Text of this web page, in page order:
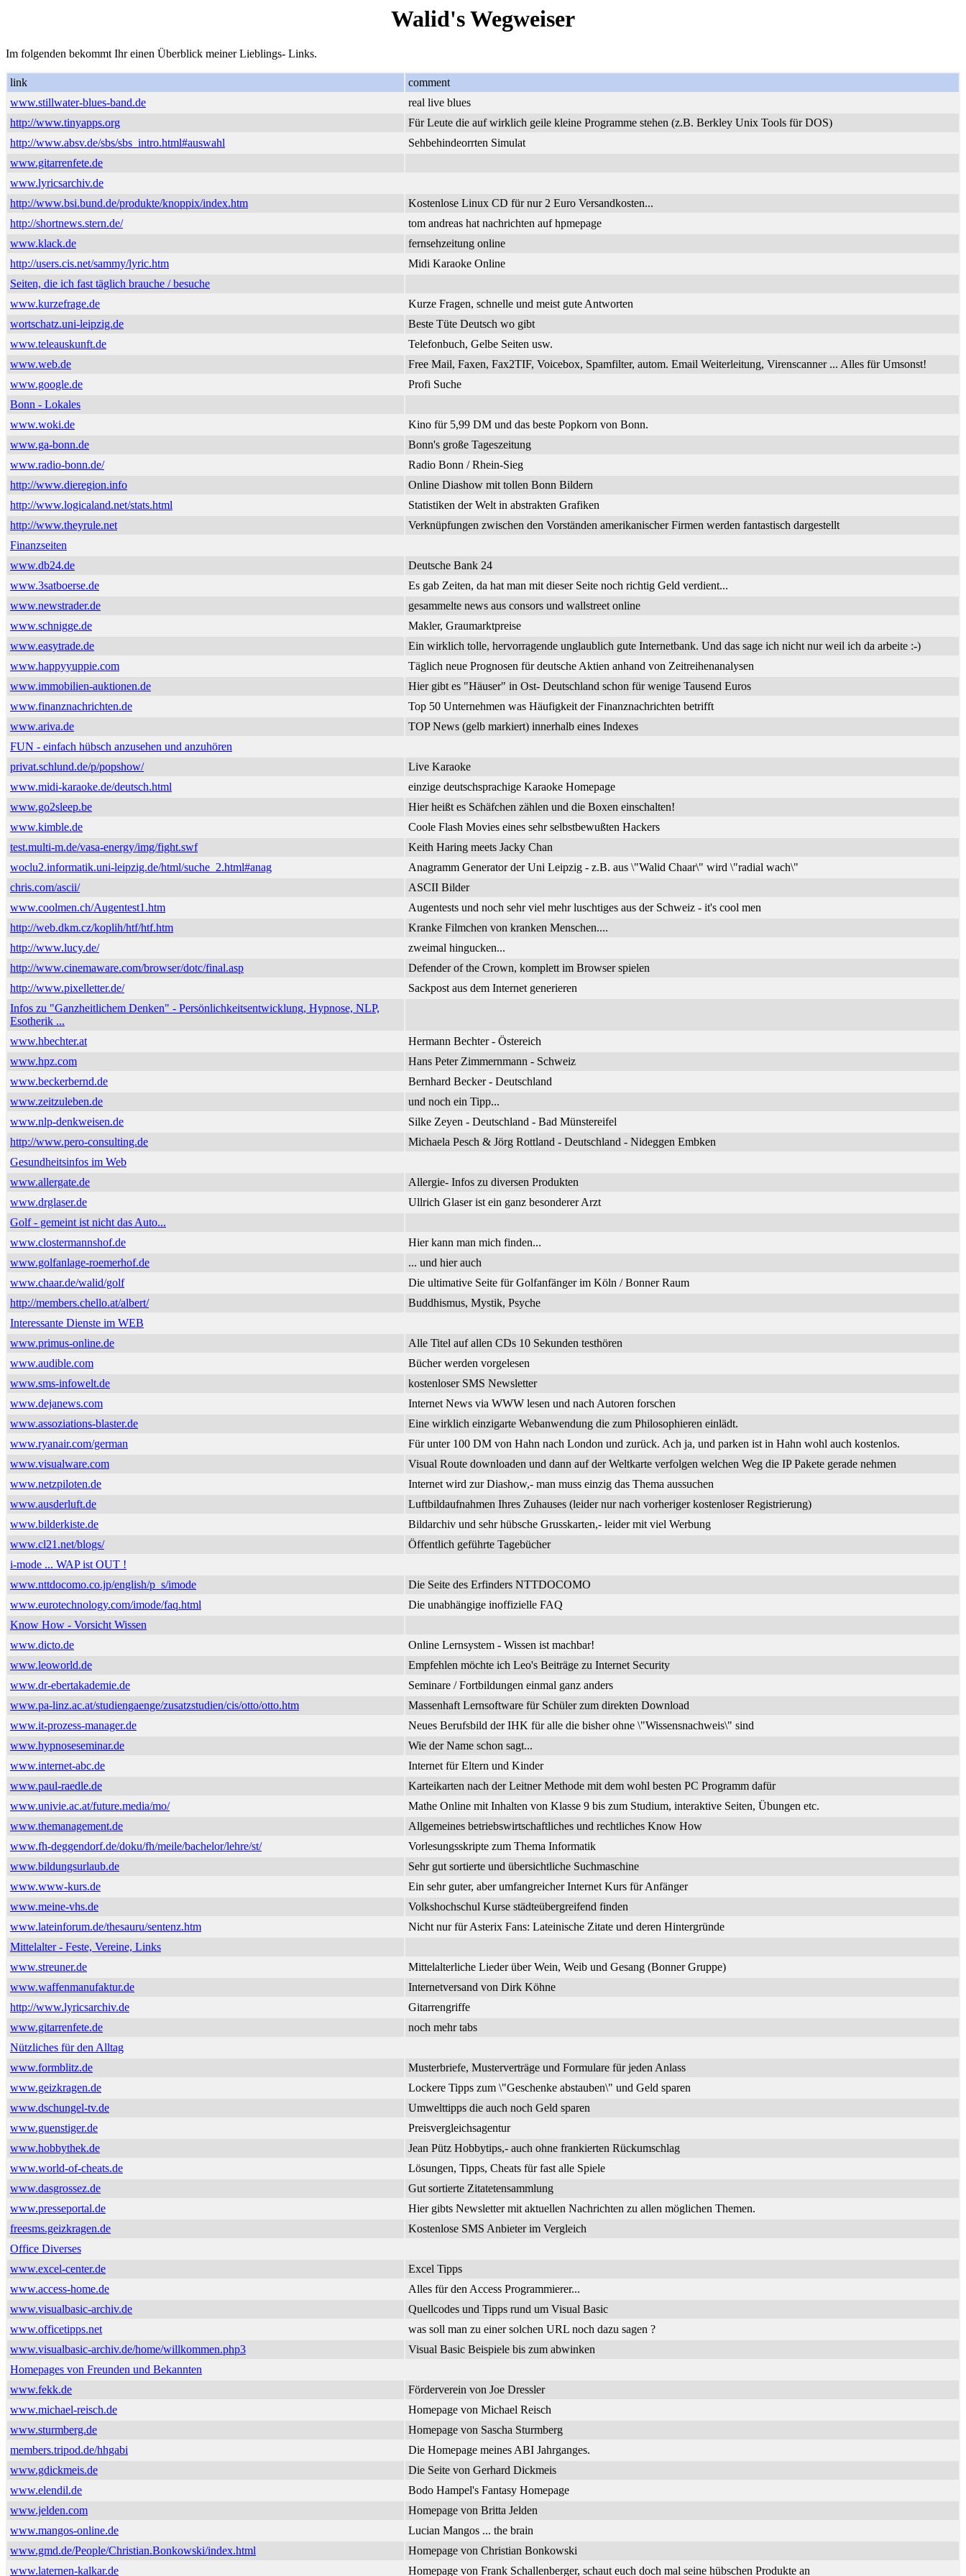
Walid's Wegweiser
Im folgenden bekommt Ihr einen Überblick meiner Lieblings- Links.
link
comment
www.stillwater-blues-band.de
real live blues
http://www.tinyapps.org
Für Leute die auf wirklich geile kleine Programme stehen (z.B. Berkley Unix Tools für DOS)
http://www.absv.de/sbs/sbs_intro.html#auswahl
Sehbehindeorrten Simulat
www.gitarrenfete.de
www.lyricsarchiv.de
http://www.bsi.bund.de/produkte/knoppix/index.htm
Kostenlose Linux CD für nur 2 Euro Versandkosten...
http://shortnews.stern.de/
tom andreas hat nachrichten auf hpmepage
www.klack.de
fernsehzeitung online
http://users.cis.net/sammy/lyric.htm
Midi Karaoke Online
Seiten, die ich fast täglich brauche / besuche
www.kurzefrage.de
Kurze Fragen, schnelle und meist gute Antworten
wortschatz.uni-leipzig.de
Beste Tüte Deutsch wo gibt
www.teleauskunft.de
Telefonbuch, Gelbe Seiten usw.
www.web.de
Free Mail, Faxen, Fax2TIF, Voicebox, Spamfilter, autom. Email Weiterleitung, Virenscanner ... Alles für Umsonst!
www.google.de
Profi Suche
Bonn - Lokales
www.woki.de
Kino für 5,99 DM und das beste Popkorn von Bonn.
www.ga-bonn.de
Bonn's große Tageszeitung
www.radio-bonn.de/
Radio Bonn / Rhein-Sieg
http://www.dieregion.info
Online Diashow mit tollen Bonn Bildern
http://www.logicaland.net/stats.html
Statistiken der Welt in abstrakten Grafiken
http://www.theyrule.net
Verknüpfungen zwischen den Vorständen amerikanischer Firmen werden fantastisch dargestellt
Finanzseiten
www.db24.de
Deutsche Bank 24
www.3satboerse.de
Es gab Zeiten, da hat man mit dieser Seite noch richtig Geld verdient...
www.newstrader.de
gesammelte news aus consors und wallstreet online
www.schnigge.de
Makler, Graumarktpreise
www.easytrade.de
Ein wirklich tolle, hervorragende unglaublich gute Internetbank. Und das sage ich nicht nur weil ich da arbeite :-)
www.happyyuppie.com
Täglich neue Prognosen für deutsche Aktien anhand von Zeitreihenanalysen
www.immobilien-auktionen.de
Hier gibt es "Häuser" in Ost- Deutschland schon für wenige Tausend Euros
www.finanznachrichten.de
Top 50 Unternehmen was Häufigkeit der Finanznachrichten betrifft
www.ariva.de
TOP News (gelb markiert) innerhalb eines Indexes
FUN - einfach hübsch anzusehen und anzuhören
privat.schlund.de/p/popshow/
Live Karaoke
www.midi-karaoke.de/deutsch.html
einzige deutschsprachige Karaoke Homepage
www.go2sleep.be
Hier heißt es Schäfchen zählen und die Boxen einschalten!
www.kimble.de
Coole Flash Movies eines sehr selbstbewußten Hackers
test.multi-m.de/vasa-energy/img/fight.swf
Keith Haring meets Jacky Chan
woclu2.informatik.uni-leipzig.de/html/suche_2.html#anag
Anagramm Generator der Uni Leipzig - z.B. aus \"Walid Chaar\" wird \"radial wach\"
chris.com/ascii/
ASCII Bilder
www.coolmen.ch/Augentest1.htm
Augentests und noch sehr viel mehr luschtiges aus der Schweiz - it's cool men
http://web.dkm.cz/koplih/htf/htf.htm
Kranke Filmchen von kranken Menschen....
http://www.lucy.de/
zweimal hingucken...
http://www.cinemaware.com/browser/dotc/final.asp
Defender of the Crown, komplett im Browser spielen
http://www.pixelletter.de/
Sackpost aus dem Internet generieren
Infos zu "Ganzheitlichem Denken" - Persönlichkeitsentwicklung, Hypnose, NLP,
Esotherik ...
www.hbechter.at
Hermann Bechter - Östereich
www.hpz.com
Hans Peter Zimmernmann - Schweiz
www.beckerbernd.de
Bernhard Becker - Deutschland
www.zeitzuleben.de
und noch ein Tipp...
www.nlp-denkweisen.de
Silke Zeyen - Deutschland - Bad Münstereifel
http://www.pero-consulting.de
Michaela Pesch & Jörg Rottland - Deutschland - Nideggen Embken
Gesundheitsinfos im Web
www.allergate.de
Allergie- Infos zu diversen Produkten
www.drglaser.de
Ullrich Glaser ist ein ganz besonderer Arzt
Golf - gemeint ist nicht das Auto...
www.clostermannshof.de
Hier kann man mich finden...
www.golfanlage-roemerhof.de
... und hier auch
www.chaar.de/walid/golf
Die ultimative Seite für Golfanfänger im Köln / Bonner Raum
http://members.chello.at/albert/
Buddhismus, Mystik, Psyche
Interessante Dienste im WEB
www.primus-online.de
Alle Titel auf allen CDs 10 Sekunden testhören
www.audible.com
Bücher werden vorgelesen
www.sms-infowelt.de
kostenloser SMS Newsletter
www.dejanews.com
Internet News via WWW lesen und nach Autoren forschen
www.assoziations-blaster.de
Eine wirklich einzigarte Webanwendung die zum Philosophieren einlädt.
www.ryanair.com/german
Für unter 100 DM von Hahn nach London und zurück. Ach ja, und parken ist in Hahn wohl auch kostenlos.
www.visualware.com
Visual Route downloaden und dann auf der Weltkarte verfolgen welchen Weg die IP Pakete gerade nehmen
www.netzpiloten.de
Internet wird zur Diashow,- man muss einzig das Thema aussuchen
www.ausderluft.de
Luftbildaufnahmen Ihres Zuhauses (leider nur nach vorheriger kostenloser Registrierung)
www.bilderkiste.de
Bildarchiv und sehr hübsche Grusskarten,- leider mit viel Werbung
www.cl21.net/blogs/
Öffentlich geführte Tagebücher
i-mode ... WAP ist OUT !
www.nttdocomo.co.jp/english/p_s/imode
Die Seite des Erfinders NTTDOCOMO
www.eurotechnology.com/imode/faq.html
Die unabhängige inoffizielle FAQ
Know How - Vorsicht Wissen
www.dicto.de
Online Lernsystem - Wissen ist machbar!
www.leoworld.de
Empfehlen möchte ich Leo's Beiträge zu Internet Security
www.dr-ebertakademie.de
Seminare / Fortbildungen einmal ganz anders
www.pa-linz.ac.at/studiengaenge/zusatzstudien/cis/otto/otto.htm
Massenhaft Lernsoftware für Schüler zum direkten Download
www.it-prozess-manager.de
Neues Berufsbild der IHK für alle die bisher ohne \"Wissensnachweis\" sind
www.hypnoseseminar.de
Wie der Name schon sagt...
www.internet-abc.de
Internet für Eltern und Kinder
www.paul-raedle.de
Karteikarten nach der Leitner Methode mit dem wohl besten PC Programm dafür
www.univie.ac.at/future.media/mo/
Mathe Online mit Inhalten von Klasse 9 bis zum Studium, interaktive Seiten, Übungen etc.
www.themanagement.de
Allgemeines betriebswirtschaftliches und rechtliches Know How
www.fh-deggendorf.de/doku/fh/meile/bachelor/lehre/st/
Vorlesungsskripte zum Thema Informatik
www.bildungsurlaub.de
Sehr gut sortierte und übersichtliche Suchmaschine
www.www-kurs.de
Ein sehr guter, aber umfangreicher Internet Kurs für Anfänger
www.meine-vhs.de
Volkshochschul Kurse städteübergreifend finden
www.lateinforum.de/thesauru/sentenz.htm
Nicht nur für Asterix Fans: Lateinische Zitate und deren Hintergründe
Mittelalter - Feste, Vereine, Links
www.streuner.de
Mittelalterliche Lieder über Wein, Weib und Gesang (Bonner Gruppe)
www.waffenmanufaktur.de
Internetversand von Dirk Köhne
http://www.lyricsarchiv.de
Gitarrengriffe
www.gitarrenfete.de
noch mehr tabs
Nützliches für den Alltag
www.formblitz.de
Musterbriefe, Musterverträge und Formulare für jeden Anlass
www.geizkragen.de
Lockere Tipps zum \"Geschenke abstauben\" und Geld sparen
www.dschungel-tv.de
Umwelttipps die auch noch Geld sparen
www.guenstiger.de
Preisvergleichsagentur
www.hobbythek.de
Jean Pütz Hobbytips,- auch ohne frankierten Rückumschlag
www.world-of-cheats.de
Lösungen, Tipps, Cheats für fast alle Spiele
www.dasgrossez.de
Gut sortierte Zitatetensammlung
www.presseportal.de
Hier gibts Newsletter mit aktuellen Nachrichten zu allen möglichen Themen.
freesms.geizkragen.de
Kostenlose SMS Anbieter im Vergleich
Office Diverses
www.excel-center.de
Excel Tipps
www.access-home.de
Alles für den Access Programmierer...
www.visualbasic-archiv.de
Quellcodes und Tipps rund um Visual Basic
www.officetipps.net
was soll man zu einer solchen URL noch dazu sagen ?
www.visualbasic-archiv.de/home/willkommen.php3
Visual Basic Beispiele bis zum abwinken
Homepages von Freunden und Bekannten
www.fekk.de
Förderverein von Joe Dressler
www.michael-reisch.de
Homepage von Michael Reisch
www.sturmberg.de
Homepage von Sascha Sturmberg
members.tripod.de/hhgabi
Die Homepage meines ABI Jahrganges.
www.gdickmeis.de
Die Seite von Gerhard Dickmeis
www.elendil.de
Bodo Hampel's Fantasy Homepage
www.jelden.com
Homepage von Britta Jelden
www.mangos-online.de
Lucian Mangos ... the brain
www.gmd.de/People/Christian.Bonkowski/index.html
Homepage von Christian Bonkowski
www.laternen-kalkar.de
Homepage von Frank Schallenberger, schaut euch doch mal seine hübschen Produkte an